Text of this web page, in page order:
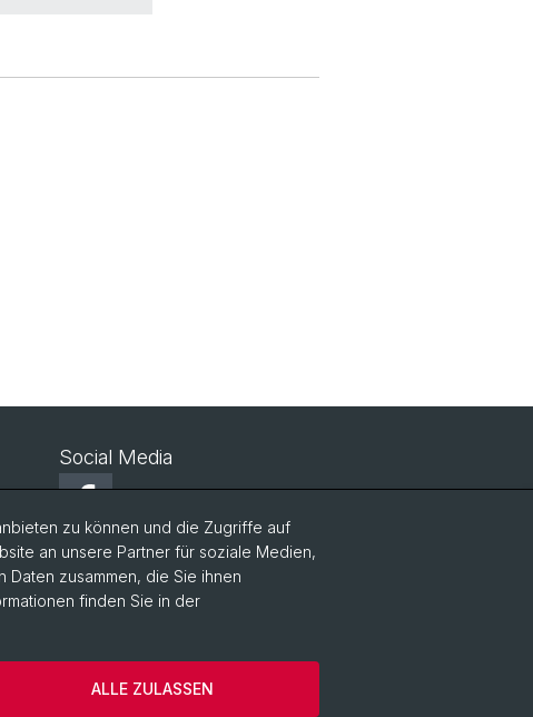
Social Media
LinkedIn
zu können und die Zugriffe auf
an unsere Partner für soziale Medien,
zusammen, die Sie ihnen
finden Sie in der
ALLE ZULASSEN